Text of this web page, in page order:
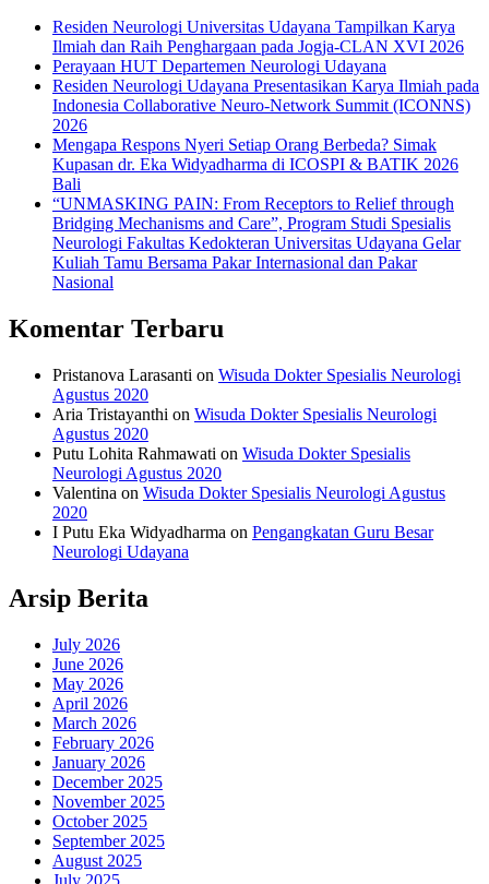
Residen Neurologi Universitas Udayana Tampilkan Karya
Ilmiah dan Raih Penghargaan pada Jogja-CLAN XVI 2026
Perayaan HUT Departemen Neurologi Udayana
Residen Neurologi Udayana Presentasikan Karya Ilmiah pada
Indonesia Collaborative Neuro-Network Summit (ICONNS)
2026
Mengapa Respons Nyeri Setiap Orang Berbeda? Simak
Kupasan dr. Eka Widyadharma di ICOSPI & BATIK 2026
Bali
“UNMASKING PAIN: From Receptors to Relief through
Bridging Mechanisms and Care”, Program Studi Spesialis
Neurologi Fakultas Kedokteran Universitas Udayana Gelar
Kuliah Tamu Bersama Pakar Internasional dan Pakar
Nasional
Komentar Terbaru
Pristanova Larasanti on Wisuda Dokter Spesialis Neurologi
Agustus 2020
Aria Tristayanthi on Wisuda Dokter Spesialis Neurologi
Agustus 2020
Putu Lohita Rahmawati on Wisuda Dokter Spesialis
Neurologi Agustus 2020
Valentina on Wisuda Dokter Spesialis Neurologi Agustus
2020
I Putu Eka Widyadharma on Pengangkatan Guru Besar
Neurologi Udayana
Arsip Berita
July 2026
June 2026
May 2026
April 2026
March 2026
February 2026
January 2026
December 2025
November 2025
October 2025
September 2025
August 2025
July 2025